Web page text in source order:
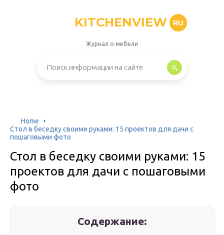
KITCHENVIEW RU
Журнал о мебели
Home
Стол в беседку своими руками: 15 проектов для дачи с
пошаговыми фото
Стол в беседку своими руками: 15
проектов для дачи с пошаговыми
фото
Содержание: